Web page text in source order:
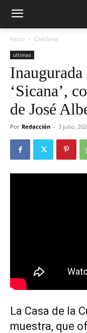
Inicio Chiclana
ultimas
‘Sicana’,
de José
Por Redacción - 3 julio,
La Casa de la
muestra, que